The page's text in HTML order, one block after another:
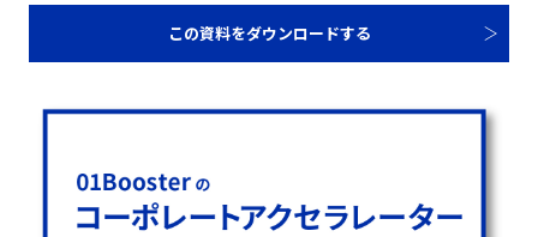
この資料をダウンロードする